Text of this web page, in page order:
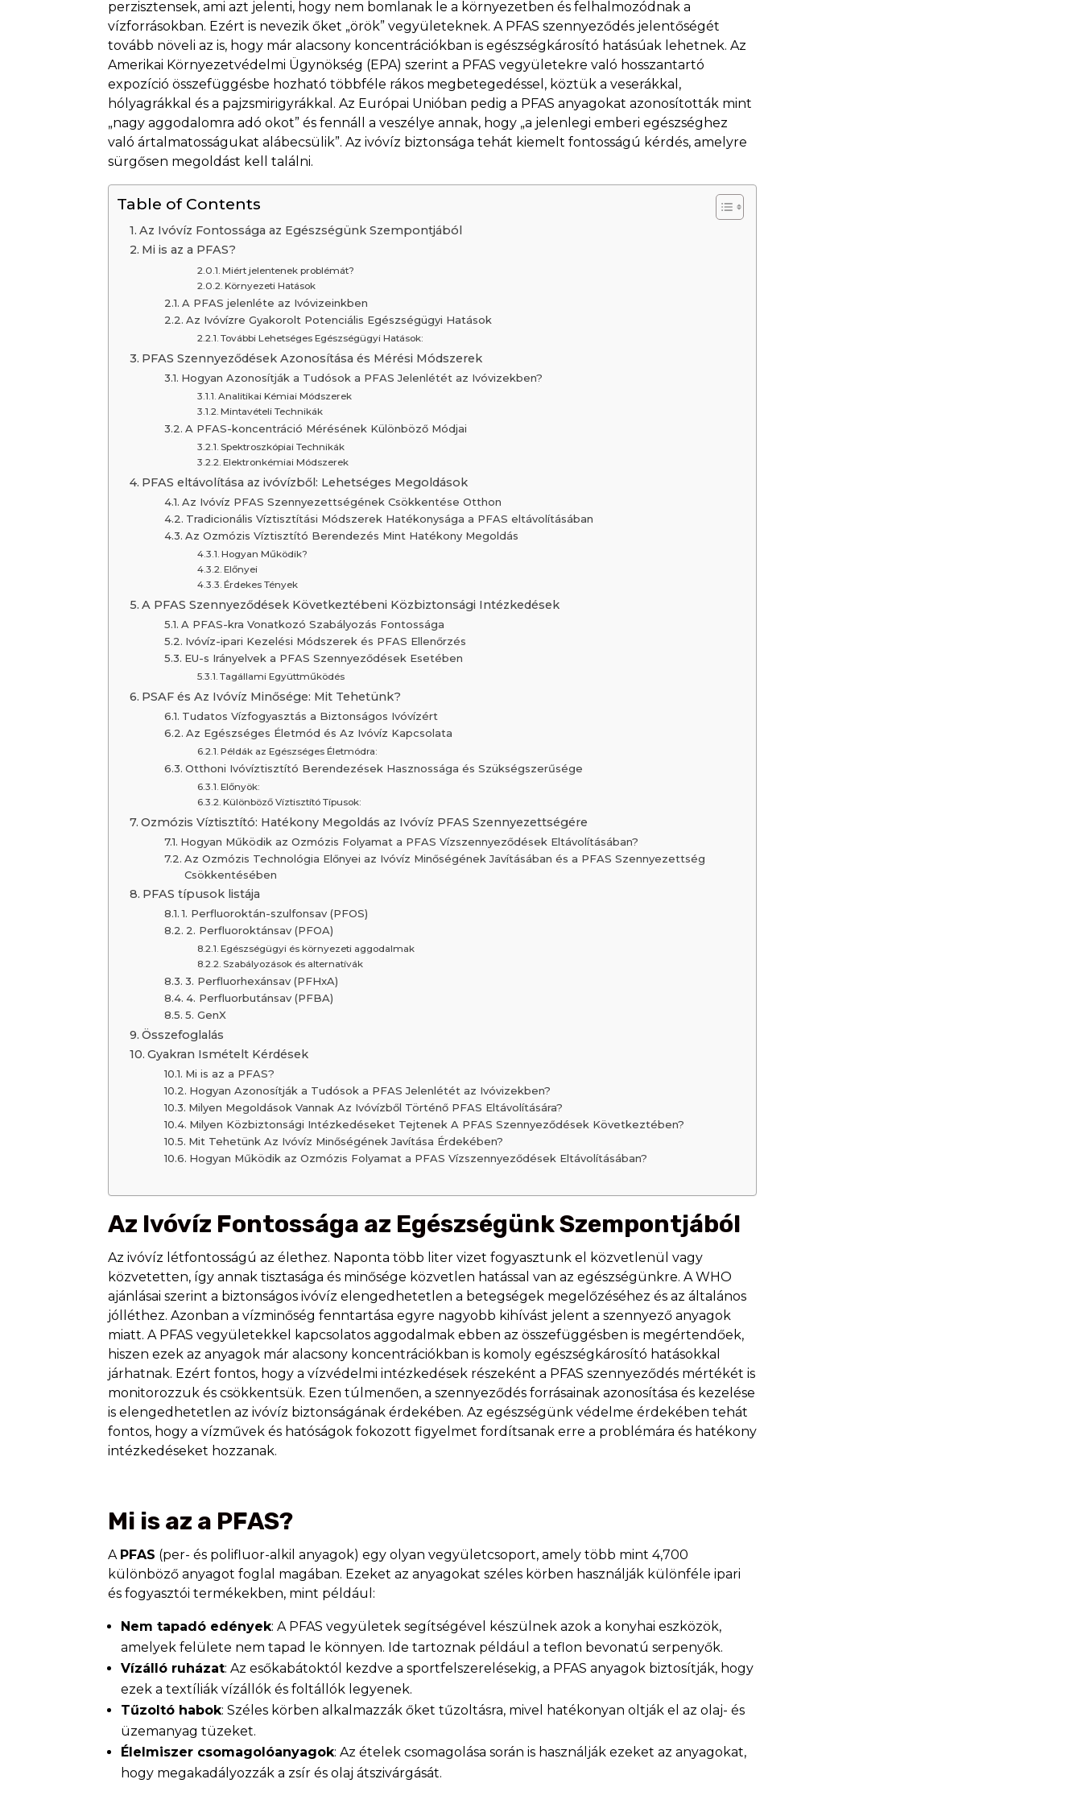
perzisztensek, ami azt jelenti, hogy nem bomlanak le a környezetben és felhalmozódnak a
vízforrásokban. Ezért is nevezik őket „örök” vegyületeknek. A PFAS szennyeződés jelentőségét
tovább növeli az is, hogy már alacsony koncentrációkban is egészségkárosító hatásúak lehetnek. Az
Amerikai Környezetvédelmi Ügynökség (EPA) szerint a PFAS vegyületekre való hosszantartó
expozíció összefüggésbe hozható többféle rákos megbetegedéssel, köztük a veserákkal,
hólyagrákkal és a pajzsmirigyrákkal. Az Európai Unióban pedig a PFAS anyagokat azonosították mint
„nagy aggodalomra adó okot” és fennáll a veszélye annak, hogy „a jelenlegi emberi egészséghez
való ártalmatosságukat alábecsülik”. Az ivóvíz biztonsága tehát kiemelt fontosságú kérdés, amelyre
sürgősen megoldást kell találni.
Table of Contents
Az Ivóvíz Fontossága az Egészségünk Szempontjából
Mi is az a PFAS?
Miért jelentenek problémát?
Környezeti Hatások
A PFAS jelenléte az Ivóvizeinkben
Az Ivóvízre Gyakorolt ​​Potenciális Egészségügyi Hatások
További Lehetséges Egészségügyi Hatások:
PFAS Szennyeződések Azonosítása és Mérési Módszerek
Hogyan Azonosítják a Tudósok a PFAS Jelenlétét az Ivóvizekben?
Analitikai Kémiai Módszerek
Mintavételi Technikák
A PFAS-koncentráció Mérésének Különböző Módjai
Spektroszkópiai Technikák
Elektronkémiai Módszerek
PFAS eltávolítása az ivóvízből: Lehetséges Megoldások
Az Ivóvíz PFAS Szennyezettségének Csökkentése Otthon
Tradicionális Víztisztítási Módszerek Hatékonysága a PFAS eltávolításában
Az Ozmózis Víztisztító Berendezés Mint Hatékony Megoldás
Hogyan Működik?
Előnyei
Érdekes Tények
A PFAS Szennyeződések Következtébeni Közbiztonsági Intézkedések
A PFAS-kra Vonatkozó Szabályozás Fontossága
Ivóvíz-ipari Kezelési Módszerek és PFAS Ellenőrzés
EU-s Irányelvek a PFAS Szennyeződések Esetében
Tagállami Együttműködés
PSAF és Az Ivóvíz Minősége: Mit Tehetünk?
Tudatos Vízfogyasztás a Biztonságos Ivóvízért
Az Egészséges Életmód és Az Ivóvíz Kapcsolata
Példák az Egészséges Életmódra:
Otthoni Ivóvíztisztító Berendezések Hasznossága és Szükségszerűsége
Előnyök:
Különböző Víztisztító Típusok:
Ozmózis Víztisztító: Hatékony Megoldás az Ivóvíz PFAS Szennyezettségére
Hogyan Működik az Ozmózis Folyamat a PFAS Vízszennyeződések Eltávolításában?
Az Ozmózis Technológia Előnyei az Ivóvíz Minőségének Javításában és a PFAS Szennyezettség
Csökkentésében
PFAS típusok listája
1. Perfluoroktán-szulfonsav (PFOS)
2. Perfluoroktánsav (PFOA)
Egészségügyi és környezeti aggodalmak
Szabályozások és alternatívák
3. Perfluorhexánsav (PFHxA)
4. Perfluorbutánsav (PFBA)
5. GenX
Összefoglalás
Gyakran Ismételt Kérdések
Mi is az a PFAS?
Hogyan Azonosítják a Tudósok a PFAS Jelenlétét az Ivóvizekben?
Milyen Megoldások Vannak Az Ivóvízből Történő PFAS Eltávolítására?
Milyen Közbiztonsági Intézkedéseket Tejtenek A PFAS Szennyeződések Következtében?
Mit Tehetünk Az Ivóvíz Minőségének Javítása Érdekében?
Hogyan Működik az Ozmózis Folyamat a PFAS Vízszennyeződések Eltávolításában?
Az Ivóvíz Fontossága az Egészségünk Szempontjából
Az ivóvíz létfontosságú az élethez. Naponta több liter vizet fogyasztunk el közvetlenül vagy
közvetetten, így annak tisztasága és minősége közvetlen hatással van az egészségünkre. A WHO
ajánlásai szerint a biztonságos ivóvíz elengedhetetlen a betegségek megelőzéséhez és az általános
jólléthez. Azonban a vízminőség fenntartása egyre nagyobb kihívást jelent a szennyező anyagok
miatt. A PFAS vegyületekkel kapcsolatos aggodalmak ebben az összefüggésben is megértendőek,
hiszen ezek az anyagok már alacsony koncentrációkban is komoly egészségkárosító hatásokkal
járhatnak. Ezért fontos, hogy a vízvédelmi intézkedések részeként a PFAS szennyeződés mértékét is
monitorozzuk és csökkentsük. Ezen túlmenően, a szennyeződés forrásainak azonosítása és kezelése
is elengedhetetlen az ivóvíz biztonságának érdekében. Az egészségünk védelme érdekében tehát
fontos, hogy a vízművek és hatóságok fokozott figyelmet fordítsanak erre a problémára és hatékony
intézkedéseket hozzanak.
Mi is az a PFAS?
A PFAS (per- és polifluor-alkil anyagok) egy olyan vegyületcsoport, amely több mint 4,700
különböző anyagot foglal magában. Ezeket az anyagokat széles körben használják különféle ipari
és fogyasztói termékekben, mint például:
Nem tapadó edények: A PFAS vegyületek segítségével készülnek azok a konyhai eszközök,
amelyek felülete nem tapad le könnyen. Ide tartoznak például a teflon bevonatú serpenyők.
Vízálló ruházat: Az esőkabátoktól kezdve a sportfelszerelésekig, a PFAS anyagok biztosítják, hogy
ezek a textíliák vízállók és foltállók legyenek.
Tűzoltó habok: Széles körben alkalmazzák őket tűzoltásra, mivel hatékonyan oltják el az olaj- és
üzemanyag tüzeket.
Élelmiszer csomagolóanyagok: Az ételek csomagolása során is használják ezeket az anyagokat,
hogy megakadályozzák a zsír és olaj átszivárgását.